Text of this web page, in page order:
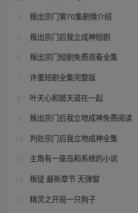
4 叛出宗门第70集剧情介绍
5 叛出宗门后我立成神短剧
6 叛出宗门短剧免费观看全集
7 许墨短剧全集完整版
8 叶天心和姬天道在一起
9 叛出宗门后我立地成神免费阅读
10 判处宗门后我立地成神全集
主角有一座岛和系统的小说
12 叛徒 最新章节 无弹窗
13 精灵之开局一只狗子